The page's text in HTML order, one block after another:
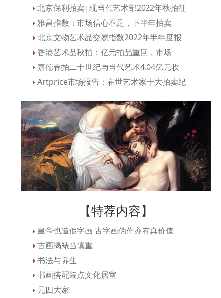
北京保利拍卖|现当代艺术部2022年秋拍征
雅昌指数：市场信心不足，下半年拍卖
北京文物艺术品交易指数2022年半年度报
香港艺术品秋拍：亿元拍品重回，市场
嘉德春拍二十世纪与当代艺术4.04亿元收
Artprice市场报告：在世艺术家十大拍卖纪
【特荐内容】
皇帝也造假字画 古字画伪作亦有真价值
古画揭裱当慎重
书法与养生
书画搭配装点文化居室
元四大家